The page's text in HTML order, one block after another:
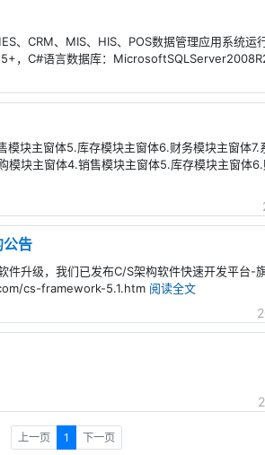
、CRM、MIS、HIS、POS数据管理应用系统运行
，C#语言数据库：
块主窗体5.库存模块主窗体6.财务模块主窗体
块主窗体4.销售模块主窗体5.库存模块主窗体
告
升级，我们已发布C/S架构软件快速开发平台-
cs-framework-5.1.htm 阅读全文
上一页 1 下一页